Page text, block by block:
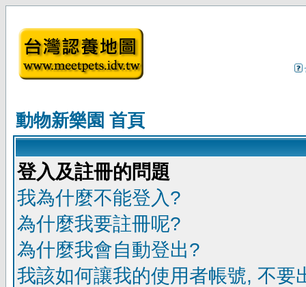
動物新樂園 首頁
登入及註冊的問題
我為什麼不能登入?
為什麼我要註冊呢?
為什麼我會自動登出?
我該如何讓我的使用者帳號, 不要